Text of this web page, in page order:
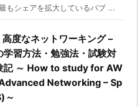
もシェアを拡大しているパブ ...
高度なネットワーキング –
学習方法・勉強法・試験対
記 ～ How to study for AW
Networking – Sp
～